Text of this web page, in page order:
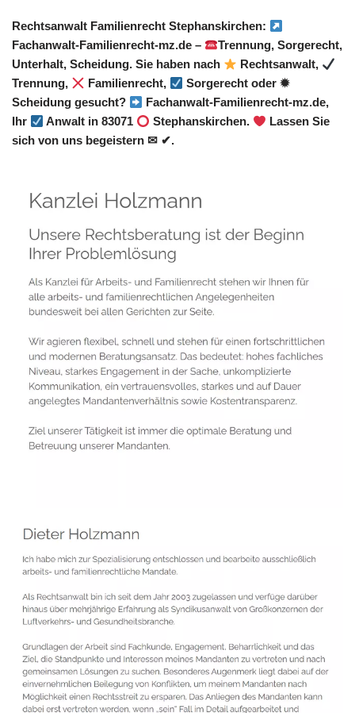
Rechtsanwalt Familienrecht Stephanskirchen:
Fachanwalt-Familienrecht-mz.de –
Trennung, Sorgerecht,
Unterhalt, Scheidung. Sie haben nach
Rechtsanwalt,
Trennung,
Familienrecht,
Sorgerecht oder ✹
Scheidung gesucht?
Fachanwalt-Familienrecht-mz.de,
Ihr
Anwalt in 83071 Stephanskirchen.
Lassen Sie
sich von uns begeistern ✉ ✔.